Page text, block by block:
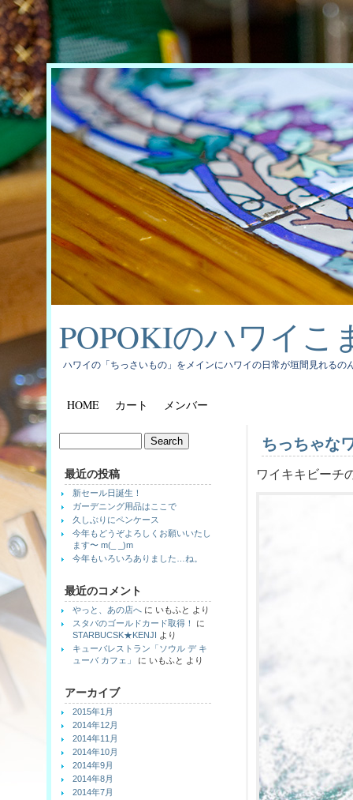
POPOKIのハワイこ
ハワイの「ちっさいもの」をメインにハワイの日常が垣間見れるの
HOME カート メンバー
ちっちゃな
ワイキキビーチ
最近の投稿
新セール日誕生！
ガーデニング用品はここで
久しぶりにペンケース
今年もどうぞよろしくお願いいたし
ます〜 m(_ _)m
今年もいろいろありました…ね。
最近のコメント
やっと、あの店へ に いもふと より
スタバのゴールドカード取得！
に
STARBUCSK★KENJI より
キューバレストラン「ソウル デ キ
ューバ カフェ」
に いもふと より
アーカイブ
2015年1月
2014年12月
2014年11月
2014年10月
2014年9月
2014年8月
2014年7月